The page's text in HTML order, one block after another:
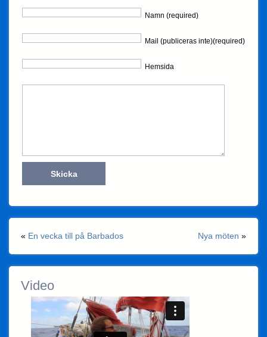
Namn (required)
Mail (publiceras inte)(required)
Hemsida
« En vecka till på Barbados Nya möten »
Video